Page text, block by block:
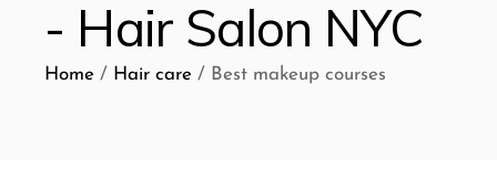
- Hair Salon NYC
Home Hair care Best makeup courses